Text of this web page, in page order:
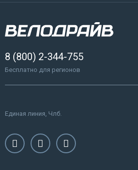
8 (800) 2-344-755
Бесплатно для регионов
Единая линия, Члб.